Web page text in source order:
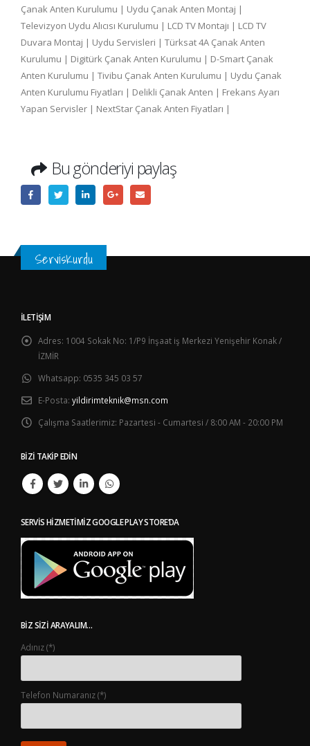
Çanak Anten Kurulumu | Uydu Çanak Anten Montaj |
Televizyon Uydu Alıcısı Kurulumu | LCD TV Montajı | LCD TV
Duvara Montaj | Uydu Servisleri | Türksat 4A Çanak Anten
Kurulumu | Digitürk Çanak Anten Kurulumu | D-Smart Çanak
Anten Kurulumu | Tivibu Çanak Anten Kurulumu | Uydu Çanak
Anten Kurulumu Fiyatları | Delikli Çanak Anten | Frekans Ayarı
Yapan Servisler | NextStar Çanak Anten Fiyatları |
Bu gönderiyi paylaş
ServisKurdu
İLETIŞIM
Adres: 1004 Sokak No: 1/P9 İnşaat iş Merkezi Yenişehir Konak /
İZMİR
Whatsapp: 0535 345 03 57
E-Posta: yildirimteknik@msn.com
Çalışma Saatlerimiz: Pazartesi - Cumartesi / 8:00 AM - 20:00 PM
BIZI TAKIP EDIN
SERVIS HIZMETIMIZ GOOGLE PLAY STORE’DA
BIZ SIZI ARAYALIM…
Adınız (*)
Telefon Numaranız (*)